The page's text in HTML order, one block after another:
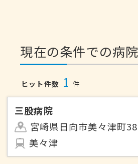
現在の条件での病
ヒット件数 1 件
三股病院
宮崎県日向市美々津町
美々津